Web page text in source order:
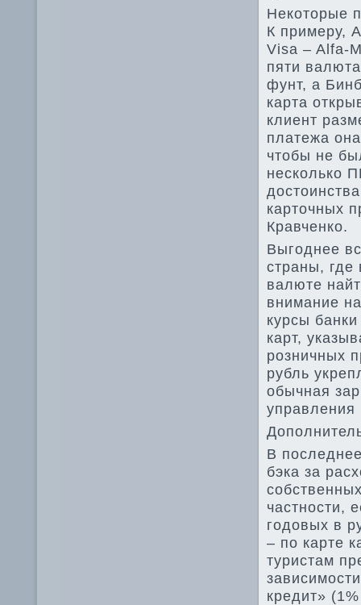
Некоторые
К примеру,
Visa – Alfa-
пяти
фунт, а
карта
клиент
платежа
чтобы не
несколько
карточных
Кравченко.
Выгоднее
страны, где
валюте
внимание
курсы
карт,
розничных
рубль
обычная
управления
В
бэка за
частности,
годовых в
– по карте
туристам
кредит»